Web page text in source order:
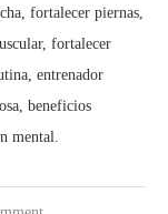
fortalecer piernas,
fortalecer
entrenador
beneficios
mental.